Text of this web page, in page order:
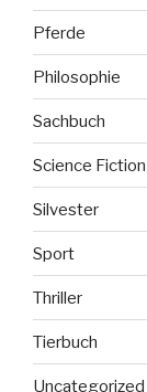
Pferde
Philosophie
Sachbuch
Science Fiction
Silvester
Sport
Thriller
Tierbuch
Uncategorized